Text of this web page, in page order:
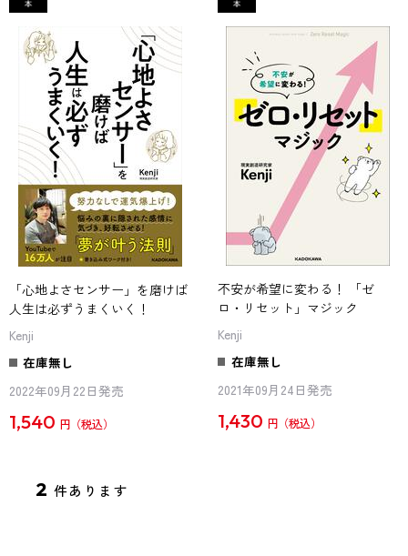
「心地よさセンサー」を磨けば
人生は必ずうまくいく！
Kenji
在庫無し
2022年09月22日発売
1,540 円
不安が希望に変わる！ 「ゼ
ロ・リセット」マジック
Kenji
在庫無し
2021年09月24日発売
1,430 円
2 件あります